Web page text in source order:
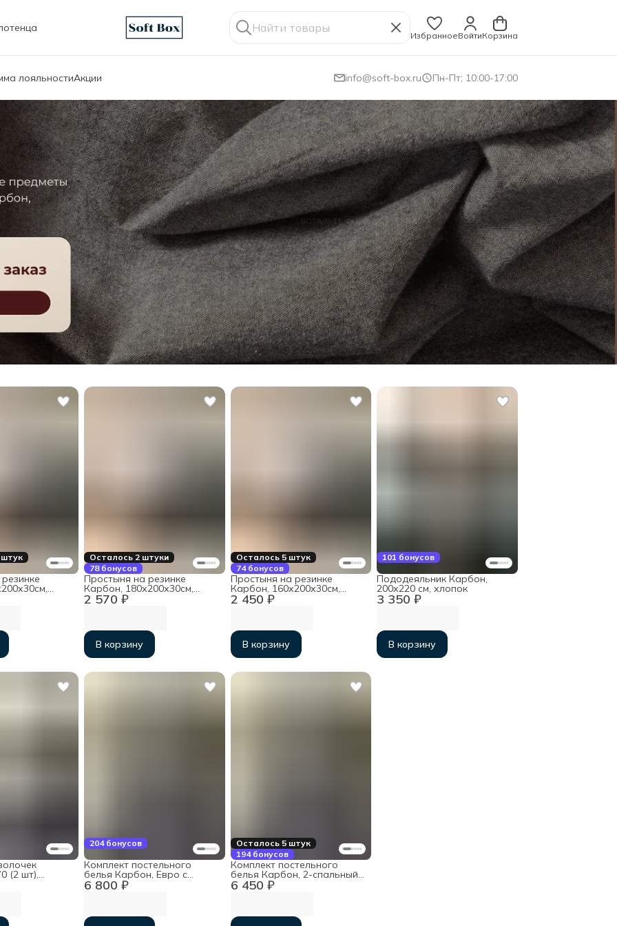
ИзбранноеВойтиКорзина
лояльностиАкции info@soft-box.ru Пн-Пт; 10:00-17:00
Осталось 2 штуки
78 бонусов
2 570 ₽
Простыня на резинке
Карбон, 180х200х30см,
хлопок
В корзину
Осталось 5 штук
74 бонусов
2 450 ₽
Простыня на резинке
Карбон, 160х200х30см,
хлопок
В корзину
101 бонусов
3 350 ₽
Пододеяльник Карбон,
200х220 см, хлопок
В корзину
(2 шт),
204 бонусов
6 800 ₽
Комплект постельного
белья Карбон, Евро с
простыней на резинке
160х200х30, хлопок
Осталось 5 штук
194 бонусов
6 450 ₽
Комплект постельного
белья Карбон, 2-спальный с
простыней на резинке
160х200х30, хлопок